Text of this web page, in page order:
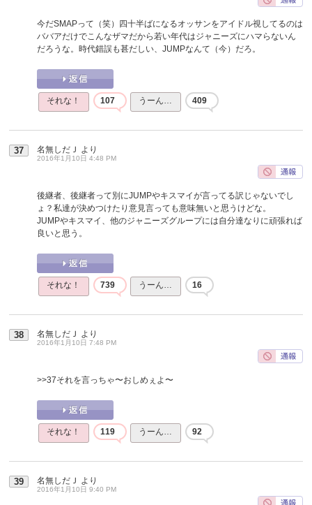
今だSMAPって（笑）四十半ばになるオッサンをアイドル視してるのは
ババアだけでこんなザマだから若い年代はジャニーズにハマらないん
だろうな。時代錯誤も甚だしい、JUMPなんて（今）だろ。
それな！ 107 うーん… 409
37 名無しだＪ より
2016年1月10日 4:48 PM
後継者、後継者って別にJUMPやキスマイが言ってる訳じゃないでし
ょ？私達が決めつけたり意見言っても意味無いと思うけどな。
JUMPやキスマイ、他のジャニーズグループには自分達なりに頑張れば
良いと思う。
それな！ 739 うーん… 16
38 名無しだＪ より
2016年1月10日 7:48 PM
>>37それを言っちゃ〜おしめぇよ〜
それな！ 119 うーん… 92
39 名無しだＪ より
2016年1月10日 9:40 PM